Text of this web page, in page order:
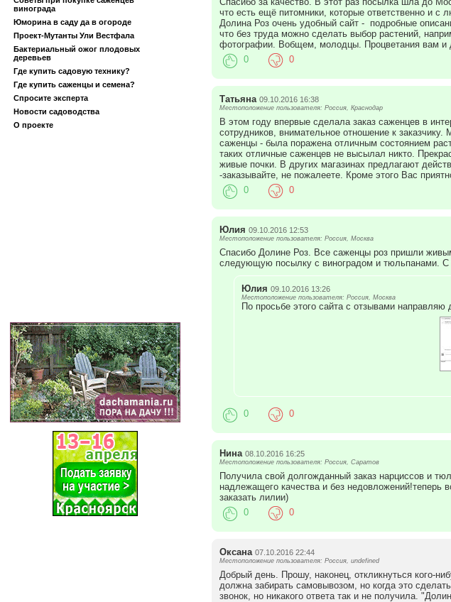
винограда
Юморина в саду да в огороде
Проект-Мутанты Ули Вестфала
Бактериальный ожог плодовых
деревьев
Где купить садовую технику?
Где купить саженцы и семена?
Спросите эксперта
Новости садоводства
О проекте
что есть ещё питомники, которые ответственно и с
Долина Роз очень удобный сайт - подробные
что без труда можно сделать выбор растений,
фотографии. Вобщем, молодцы. Процветания вам и
0 0
Татьяна 09.10.2016 16:38
Местоположение пользователя: Россия, Краснодар
В этом году впервые сделала заказ саженцев в
сотрудников, внимательное отношение к
саженцы - была поражена отличным состоянием
таких отличные саженцев не высылал никто.
живые почки. В других магазинах предлагают
-заказывайте, не пожалеете. Кроме этого Вас
0 0
Юлия 09.10.2016 12:53
Местоположение пользователя: Россия, Москва
Спасибо Долине Роз. Все саженцы роз пришли
следующую посылку с виноградом и тюльпанами.
Юлия 09.10.2016 13:26
Местоположение пользователя: Россия, Москва
По просьбе этого сайта с отзывами
0 0
Нина 08.10.2016 16:25
Местоположение пользователя: Россия, Саратов
Получила свой долгожданный заказ нарциссов и
надлежащего качества и без
заказать лилии)
0 0
Оксана 07.10.2016 22:44
Местоположение пользователя: Россия, undefined
Добрый день. Прошу, наконец, откликнуться кого-
должна забирать самовывозом, но когда это
звонок, но никакого ответа так и не получила.